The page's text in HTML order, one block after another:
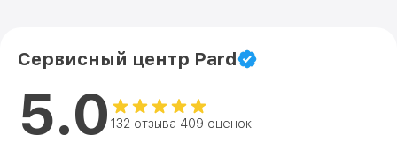
Сервисный центр Pard
5.0 132 отзыва 409 оценок